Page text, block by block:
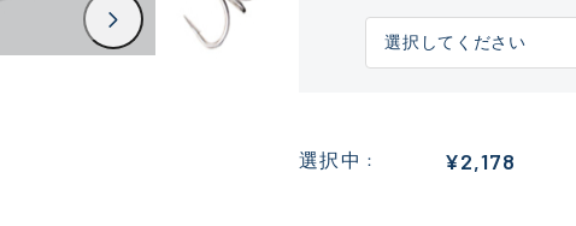
選択中 ¥2,178